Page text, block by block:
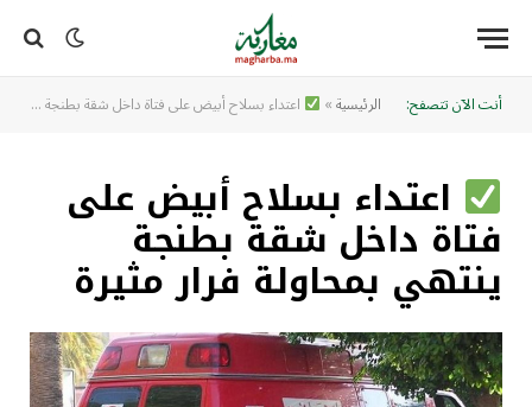
أنت الآن تتصفح: الرئيسية» اعتداء بسلاح أبيض على فتاة داخل شقة بطنجة ينتهي بمحاولة فرار مثيرة
اعتداء بسلاح أبيض على
فتاة داخل شقة بطنجة
ينتهي بمحاولة فرار مثيرة